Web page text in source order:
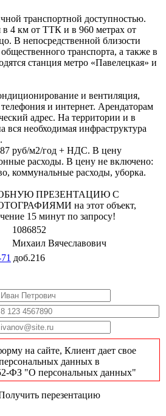
транспортной доступностью.
в 4 км от ТТК и в 960 метрах от
В непосредственной близости
транспорта, а также в
станция метро «Павелецкая» и
и вентиляция,
и интернет. Арендаторам
адрес. На территории и в
вся необходимая инфраструктура
руб/м2/год + НДС. В цену
расходы. В цену не включено:
коммунальные расходы, уборка.
ПРЕЗЕНТАЦИЮ С
на этот объект,
15 минут по запросу!
1086852
Михаил Вячеславович
доб.216
на сайте, Клиент дает свое
данных в
ФЗ "О персональных данных"
перезентацию